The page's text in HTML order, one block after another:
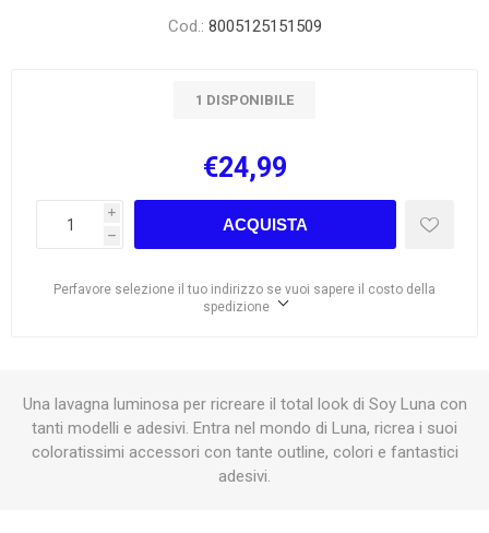
Cod.: 8005125151509
1 DISPONIBILE
€24,99
i
h
ACQUISTA
Perfavore selezione il tuo indirizzo se vuoi sapere il costo della
spedizione
Una lavagna luminosa per ricreare il total look di Soy Luna con
tanti modelli e adesivi. Entra nel mondo di Luna, ricrea i suoi
coloratissimi accessori con tante outline, colori e fantastici
adesivi.